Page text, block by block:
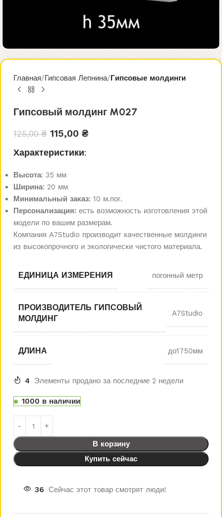
Главная Гипсовая Лепнина Гипсовые молдинги
Гипсовый молдинг M027
125,00₴ 115,00 ₴
Характеристики:
Высота: 35 мм
Ширина: 20 мм
Минимальный заказ: 10 м.пог.
Персонализация: есть возможность изготовления этой
модели по вашим размерам.
Компания A7Studio производит качественные молдинги
из высокопрочного и экологически чистого материала.
ЕДИНИЦА ИЗМЕРЕНИЯ погонный метр
ПРОИЗВОДИТЕЛЬ ГИПСОВЫЙ
МОЛДИНГ
A7Studio
ДЛИНА до1750мм
4 Элементы продано за последние 2 недели
1000 в наличии
В корзину
Купить сейчас
36 Сейчас этот товар смотрят люди!